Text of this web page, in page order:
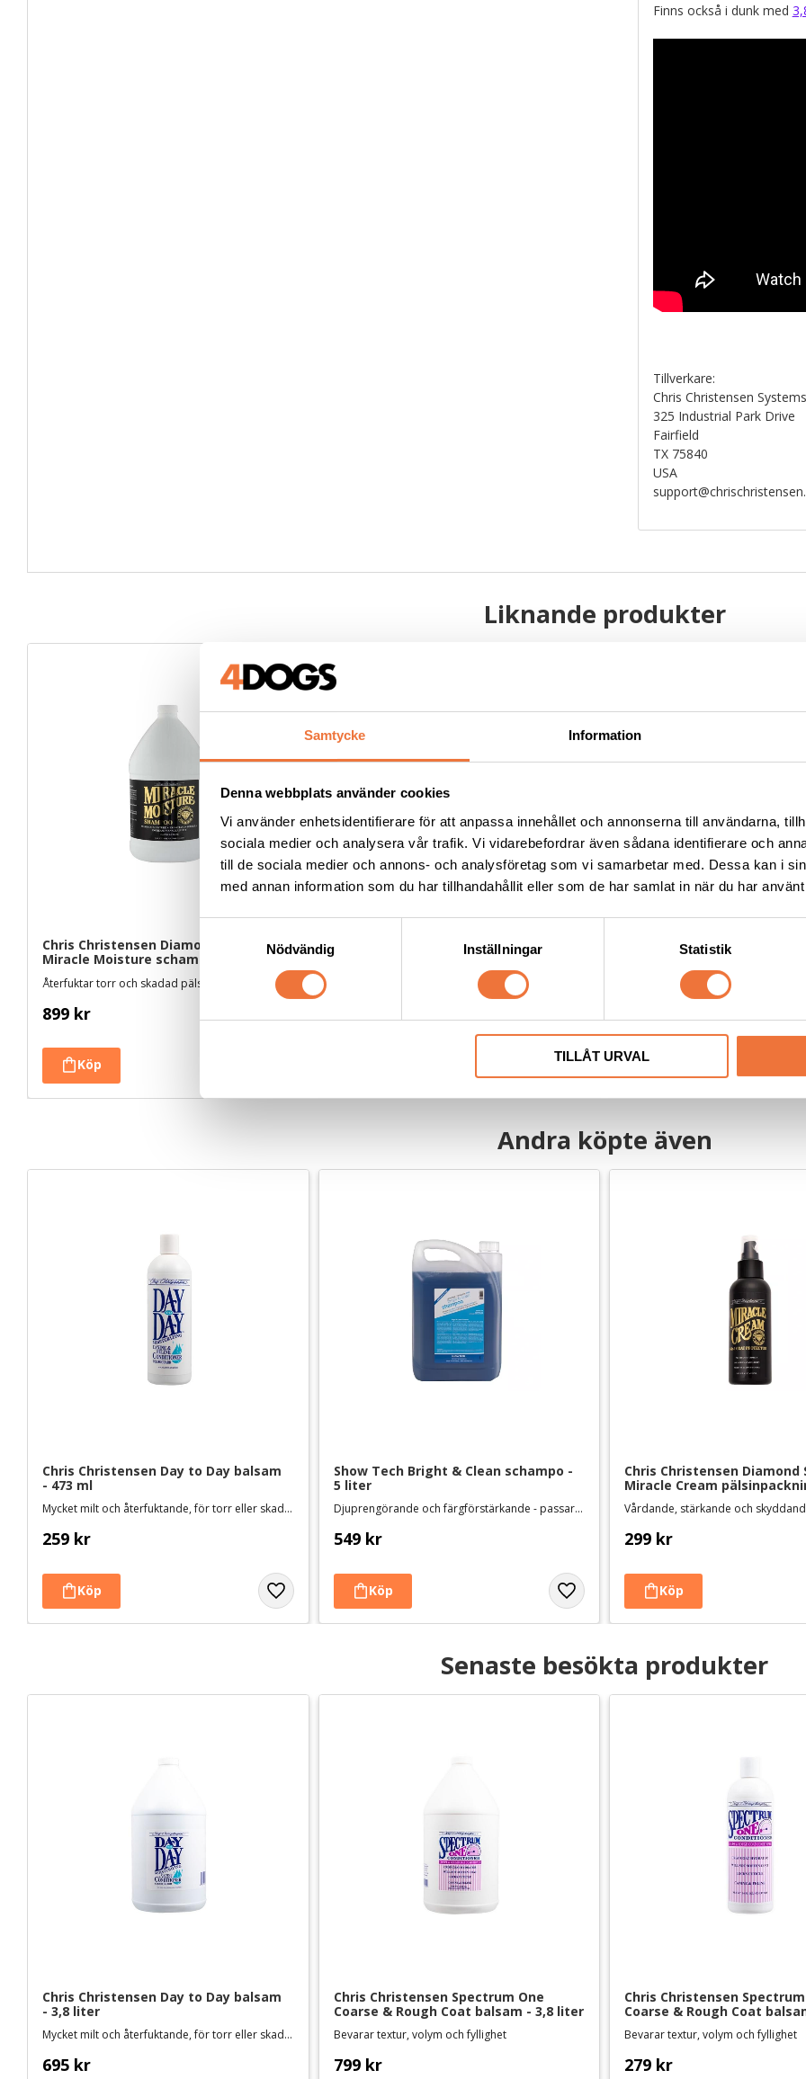
Samtycke Information
Denna webbplats använder cookies
Vi använder enhetsidentifierare för att anpassa innehållet och annonserna till användarna,
sociala medier och analysera vår trafik. Vi vidarebefordrar även sådana identifierare och
till de sociala medier och annons- och analysföretag som vi samarbetar med. Dessa kan i
med annan information som du har tillhandahållit eller som de har samlat in när du har
a
t
s
Nödvändig Inställningar Statistik
TILLÅT URVAL
Finns också i dunk med
Tillverkare:
Chris Christensen
325 Industrial Park Drive
Fairfield
TX 75840
USA
Liknande produkter
Chris Christensen Diamond Series
Miracle Moisture schampo - 3,8 liter
899 kr
Chris Christensen Day to Day
Moisturizing schampo - 3,8 liter
Mycket milt med kolloidalt havremjöl
Chris Christensen Day to
Moisturizing schampo -
Mycket milt med kolloidalt
Andra köpte även
Chris Christensen Day to Day balsam
- 473 ml
Mycket milt och återfuktande, för torr eller skadad päls och känslig hud
259 kr
Show Tech Bright & Clean schampo -
5 liter
Djuprengörande och färgförstärkande - passar alla färger och pälstyper
549 kr
Chris Christensen Diamond
Miracle Cream
Vårdande, stärkande och
299 kr
Senaste besökta produkter
Chris Christensen Day to Day balsam
- 3,8 liter
Mycket milt och återfuktande, för torr eller skadad päls och känslig hud
695 kr
Chris Christensen Spectrum One
Coarse & Rough Coat balsam - 3,8 liter
Bevarar textur, volym och fyllighet
799 kr
Chris Christensen
Coarse & Rough Coat
Bevarar textur, volym och fyllighet
279 kr